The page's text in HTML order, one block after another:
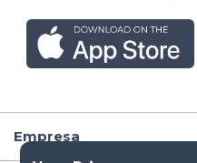
Empresa